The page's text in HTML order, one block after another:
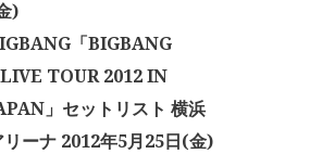
)
「BIGBANG
TOUR 2012 IN
」セットリスト 横浜
リーナ 2012年5月25日(金)